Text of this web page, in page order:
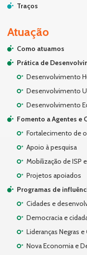
Traços
Atuação
Como atuamos
Prática de
Desenvolvimento
Desenvolvimento
Desenvolvimento
Fomento a Agentes e
Fortalecimento de
Apoio à pesquisa
Mobilização de ISP
Projetos apoiados
Programas de
Cidades e
Democracia e
Lideranças Negras
Nova Economia e